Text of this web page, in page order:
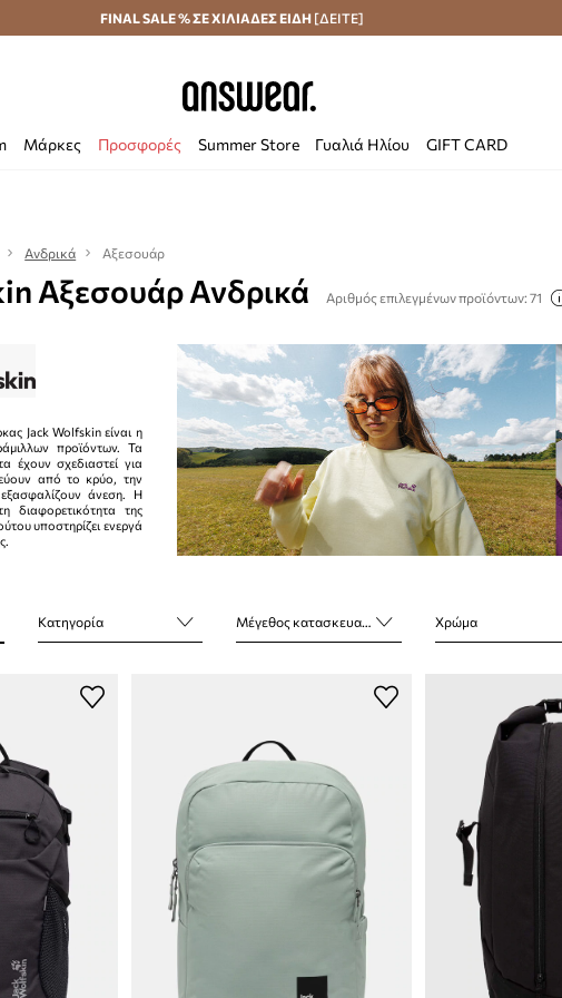
Αποστολή σε 24 ώρες Εξοικονομήστε με το Answear Club
FINAL SALE % ΣΕ ΧΙΛΙΑΔΕΣ ΕΙΔΗ [ΔΕΙΤΕ]
Μάρκες Προσφορές Summer Store Γυαλιά Ηλίου GIFT CARD
Ανδρικά Αξεσουάρ
Αξεσουάρ Ανδρικά Αριθμός επιλεγμένων προϊόντων: 71
Jack Wolfskin είναι η
προϊόντων. Τα
έχουν σχεδιαστεί για
από το κρύο, την
άνεση. Η
διαφορετικότητα της
υποστηρίζει ενεργά
Κατηγορία Μέγεθος κατασκευαστή Χρώμα